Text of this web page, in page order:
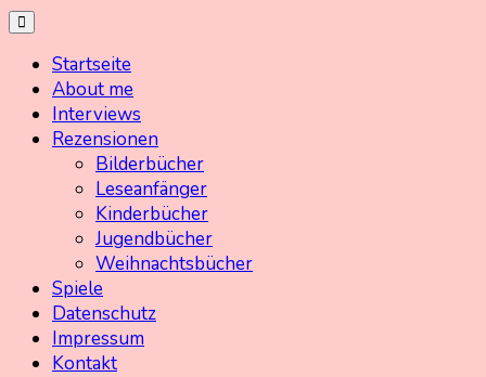
Skip
content
Kinderbuchschatz.de
Kinderbücher mit Herz
Startseite
About me
Interviews
Rezensionen
Bilderbücher
Leseanfänger
Kinderbücher
Jugendbücher
Weihnachtsbücher
Spiele
Datenschutz
Impressum
Kontakt